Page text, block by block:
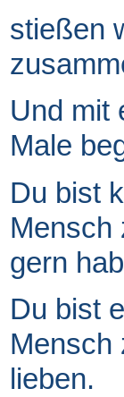
stießen
Und mit
Male
Du bist
Mensch
gern
Du bist
Mensch
lieben.